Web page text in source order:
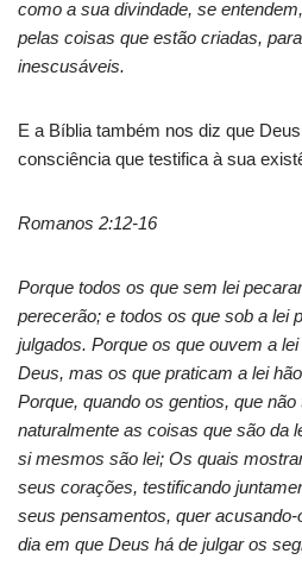
como a sua divindade, se
pelas coisas que estão criadas,
inescusáveis.
E a Bíblia também nos diz que
consciência que testifica à sua
Romanos 2:12-16
Porque todos os que sem lei
perecerão; e todos os que sob a lei
julgados. Porque os que ouvem a
Deus, mas os que praticam a lei
Porque, quando os gentios, que
naturalmente as coisas que são da
si mesmos são lei; Os quais
seus corações, testificando
seus pensamentos, quer
dia em que Deus há de julgar os